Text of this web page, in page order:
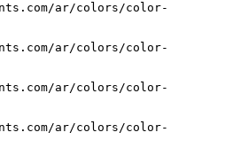
ar/colors/color-
ar/colors/color-
ar/colors/color-
ar/colors/color-